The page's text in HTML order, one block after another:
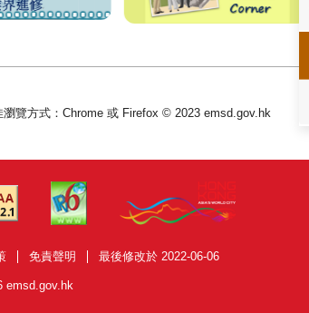
覽方式：Chrome 或 Firefox © 2023 emsd.gov.hk
免責聲明 最後修改於 2022-06-06
emsd.gov.hk